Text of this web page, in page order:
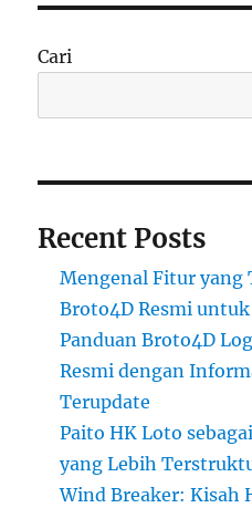
Cari
Recent Posts
Mengenal Fitur yang
Broto4D Resmi
Panduan Broto4D
Resmi dengan
Terupdate
Paito HK Loto
yang Lebih
Wind Breaker: Kisah